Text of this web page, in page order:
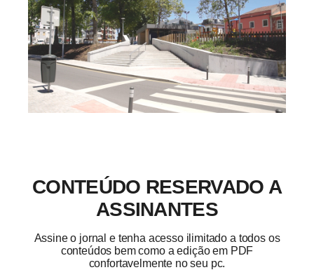
CONTEÚDO RESERVADO A
ASSINANTES
Assine o jornal e tenha acesso ilimitado a todos os
conteúdos bem como a edição em PDF
confortavelmente no seu pc.